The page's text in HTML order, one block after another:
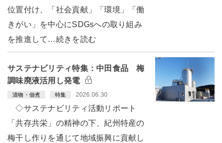
位置付け、「社会貢献」「環境」「働
きがい」を中心にSDGsへの取り組み
を推進して…続きを読む
サステナビリティ特集：中田食品 梅
調味廃液活用し発電
漬物・佃煮 特集 2026.06.30
◇サステナビリティ活動リポート
「共存共栄」の精神の下、紀州特産の
梅干し作りを通じて地域振興に貢献し